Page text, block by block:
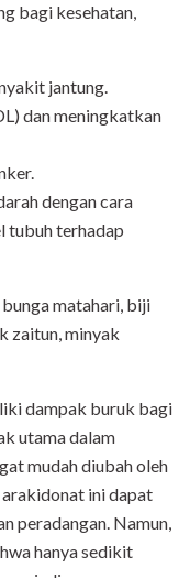
bagi kesehatan,
jantung.
dan meningkatkan
dengan cara
tubuh terhadap
matahari, biji
zaitun, minyak
dampak buruk bagi
utama dalam
mudah diubah oleh
ini dapat
peradangan. Namun,
hanya sedikit